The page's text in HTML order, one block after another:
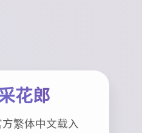
花郎
繁体中文载入